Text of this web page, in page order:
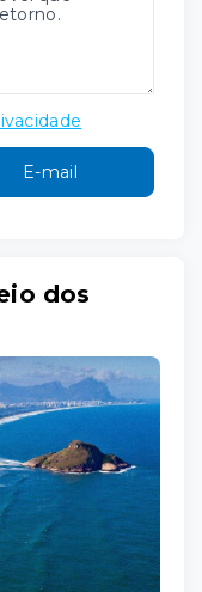
E-mail
dos